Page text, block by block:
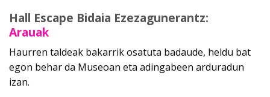
Hall Escape Bidaia Ezezagunerantz:
Arauak
Haurren taldeak bakarrik osatuta badaude, heldu bat
egon behar da Museoan eta adingabeen arduradun
izan.